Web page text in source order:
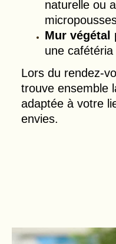
naturelle ou
Mur végétal
une
Lors du rendez-
trouve ensemble
adaptée à votre
envies.